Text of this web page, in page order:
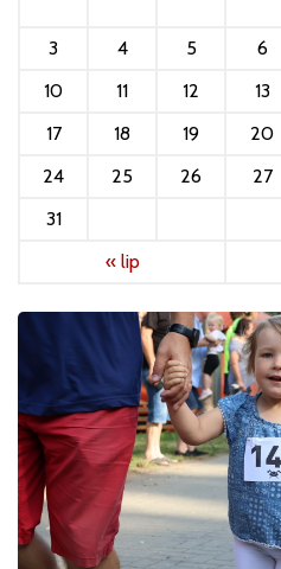
3
4 5 6
10
11 12 13
17
18 19 20
24
25 26 27
31
« lip